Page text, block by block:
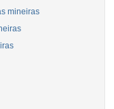
mineiras